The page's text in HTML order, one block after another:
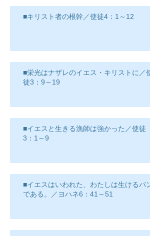
■キリスト者の根幹／使徒4：1～12
■栄光はナザレのイエス・キリストに／使
徒3：9～19
■イエスと生きる漁師は強かった／使徒
3：1～9
■イエスはいわれた、わたしは生けるパン
である。／ヨハネ6：41～51